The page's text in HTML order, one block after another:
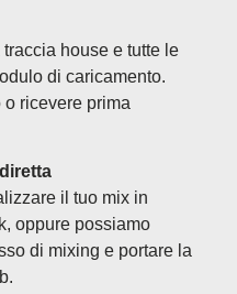
house e tutte le
di caricamento.
ricevere prima
il tuo mix in
oppure possiamo
di mixing e portare la